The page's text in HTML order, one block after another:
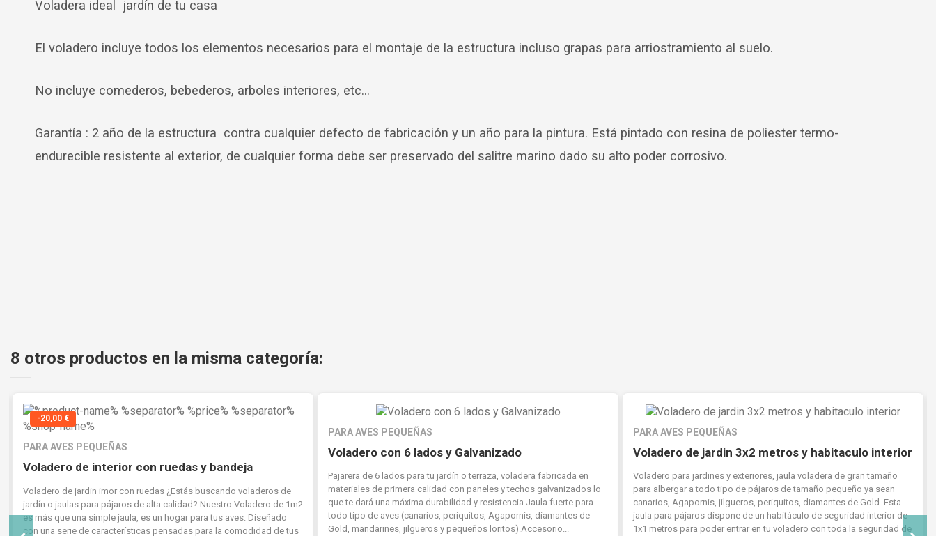
Voladera ideal jardín de tu casa
El voladero incluye todos los elementos necesarios para el montaje de la estructura incluso grapas para arriostramiento al suelo.
No incluye comederos, bebederos, arboles interiores, etc...
Garantía : 2 año de la estructura contra cualquier defecto de fabricación y un año para la pintura. Está pintado con resina de poliester termo-
endurecible resistente al exterior, de cualquier forma debe ser preservado del salitre marino dado su alto poder corrosivo.
8 otros productos en la misma categoría:
-20,00 €
PARA AVES PEQUEÑAS
Voladero de interior con ruedas y bandeja
Voladero de jardin imor con ruedas ¿Estás buscando voladeros de
jardín o jaulas para pájaros de alta calidad? Nuestro Voladero de 1m2
es más que una simple jaula, es un hogar para tus aves. Diseñado
con una serie de características pensadas para la comodidad de tus
PARA AVES PEQUEÑAS
Voladero con 6 lados y Galvanizado
Pajarera de 6 lados para tu jardín o terraza, voladera fabricada en
materiales de primera calidad con paneles y techos galvanizados lo
que te dará una máxima durabilidad y resistencia.Jaula fuerte para
todo tipo de aves (canarios, periquitos, Agapornis, diamantes de
Gold, mandarines, jilgueros y pequeños loritos).Accesorio...
PARA AVES PEQUEÑAS
Voladero de jardin 3x2 metros y habitaculo interior
Voladero para jardines y exteriores, jaula voladera de gran tamaño
para albergar a todo tipo de pájaros de tamaño pequeño ya sean
canarios, Agapornis, jilgueros, periquitos, diamantes de Gold. Esta
jaula para pájaros dispone de un habitáculo de seguridad interior de
1x1 metros para poder entrar en tu voladero con toda la seguridad de